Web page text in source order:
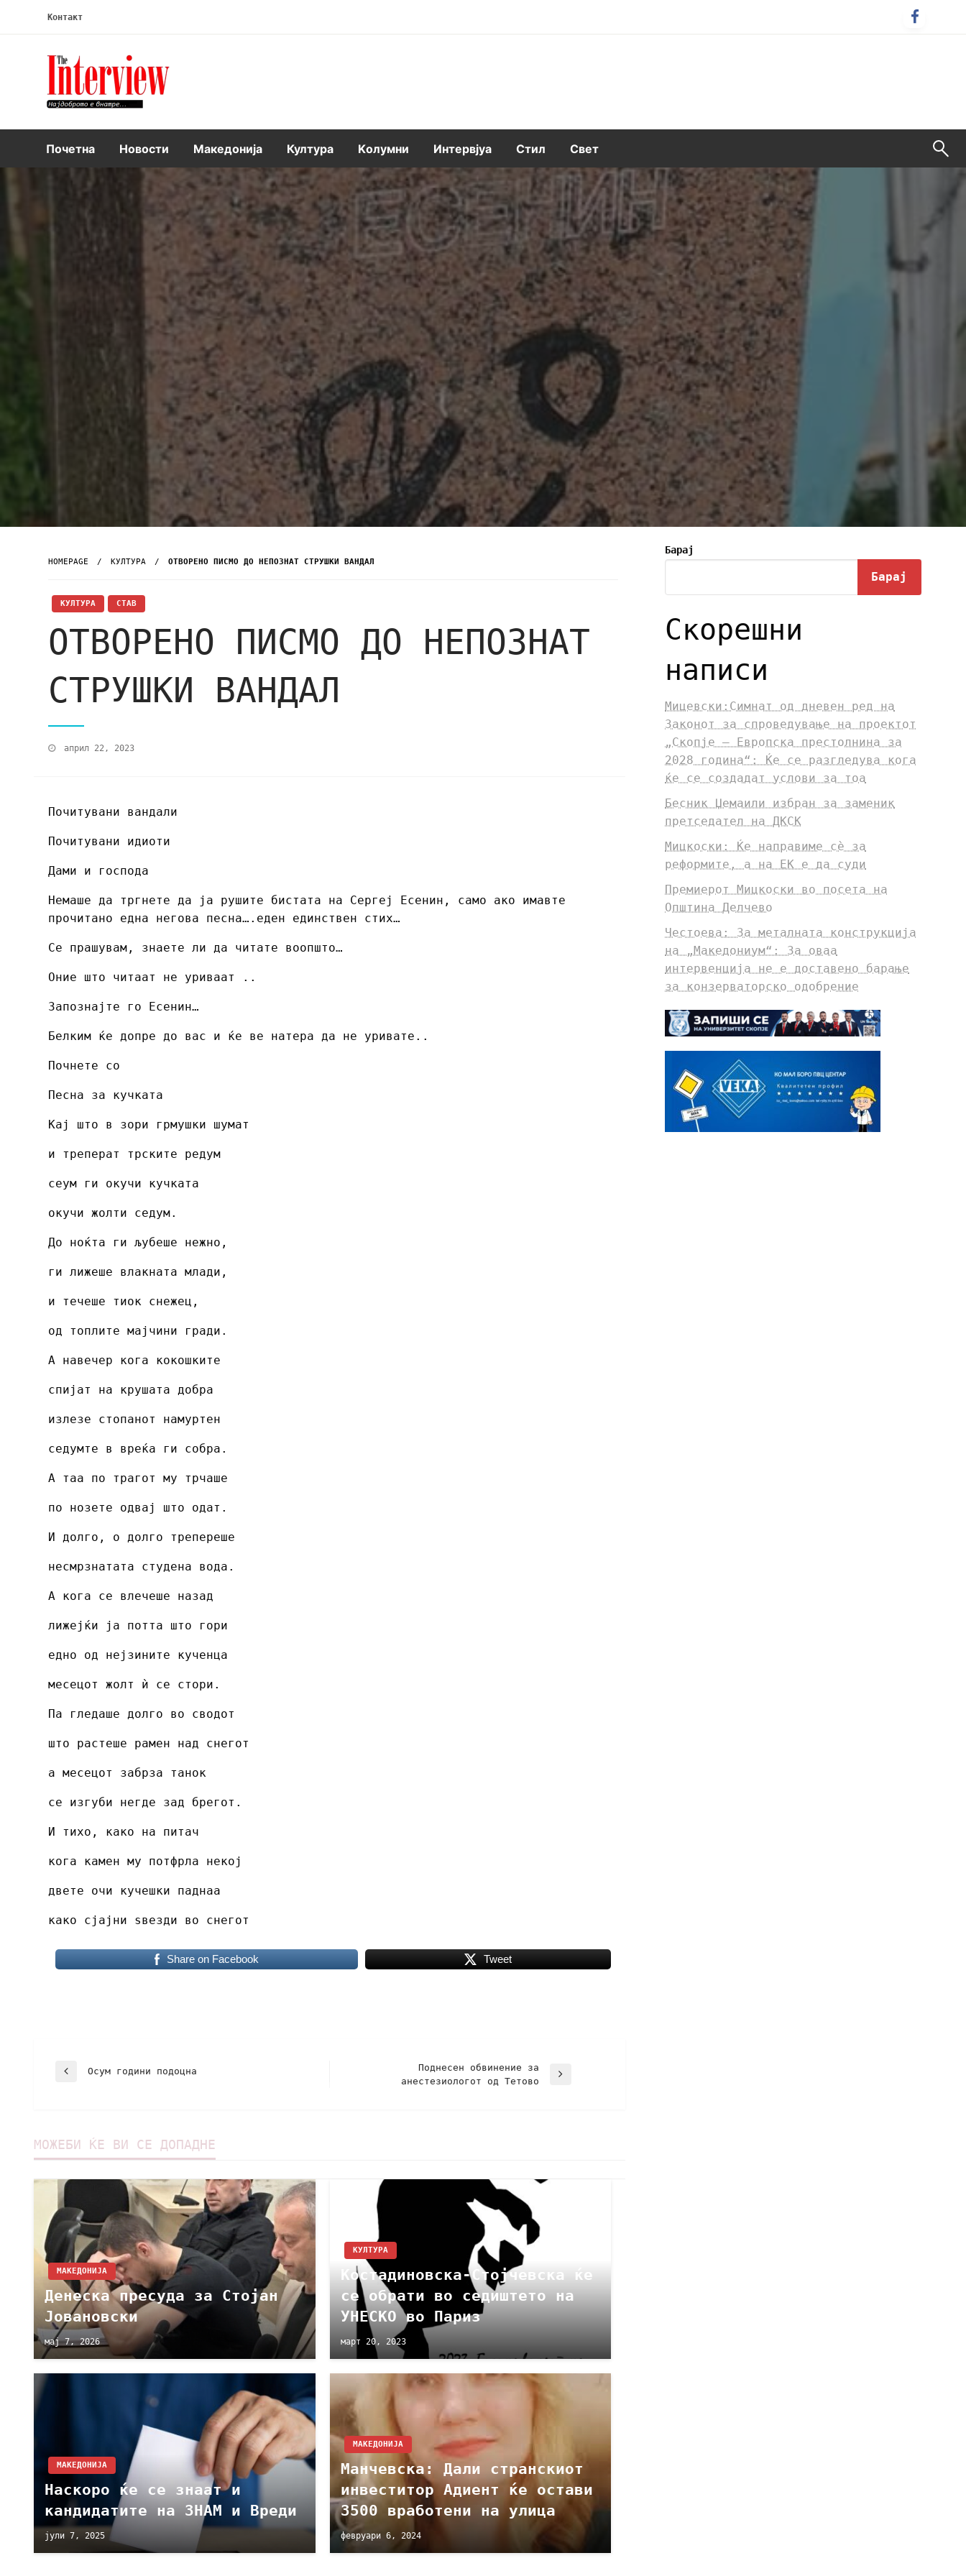
Контакт
Интервју
Почетна Новости Македонија Култура Kолумни Интервјуа Стил Свет
HOMEPAGE КУЛТУРА ОТВОРЕНО ПИСМО ДО НЕПОЗНАТ СТРУШКИ ВАНДАЛ
КУЛТУРА СТАВ
ОТВОРЕНО ПИСМО ДО НЕПОЗНАТ
СТРУШКИ ВАНДАЛ
април 22, 2023
Почитувани вандали
Почитувани идиоти
Дами и господа
Немаше да тргнете да ја рушите бистата на Сергеј Есенин, само ако имавте
прочитано една негова песна….еден единствен стих…
Се прашувам, знаете ли да читате воопшто…
Оние што читаат не уриваат ..
Запознајте го Есенин…
Белким ќе допре до вас и ќе ве натера да не уривате..
Почнете со
Песна за кучката
Кај што в зори грмушки шумат
и треперат трските редум
сеум ги окучи кучката
окучи жолти седум.
До ноќта ги љубеше нежно,
ги лижеше влакната млади,
и течеше тиок снежец,
од топлите мајчини гради.
А навечер кога кокошките
спијат на крушата добра
излезе стопанот намуртен
седумте в вреќа ги собра.
А таа по трагот му трчаше
по нозете одвај што одат.
И долго, о долго трепереше
несмрзнатата студена вода.
А кога се влечеше назад
лижејќи ја потта што гори
едно од нејзините кученца
месецот жолт ѝ се стори.
Па гледаше долго во сводот
што растеше рамен над снегот
а месецот забрза танок
се изгуби негде зад брегот.
И тихо, како на питач
кога камен му потфрла некој
двете очи кучешки паднаа
како сјајни ѕвезди во снегот
Share on Facebook Tweet
Осум години подоцна
Поднесен обвинение за
анестезиологот од Тетово
МОЖЕБИ ЌЕ ВИ СЕ ДОПАДНЕ
МАКЕДОНИЈА
Денеска пресуда за Стојан
Јовановски
мај 7, 2026
КУЛТУРА
Костадиновска-Стојчевска ќе
се обрати во седиштето на
УНЕСКО во Париз
март 20, 2023
МАКЕДОНИЈА
Наскоро ќе се знаат и
кандидатите на ЗНАМ и Вреди
јули 7, 2025
МАКЕДОНИЈА
Манчевска: Дали странскиот
инвеститор Адиент ќе остави
3500 вработени на улица
февруари 6, 2024
Барај
Барај
Скорешни
написи
Мицевски:Симнат од дневен ред на
Законот за спроведување на проектот
„Скопје – Европска престолнина за
2028 година“: Ќе се разгледува кога
ќе се создадат услови за тоа
Бесник Џемаили избран за заменик
претседател на ДКСК
Мицкоски: Ќе направиме сè за
реформите, а на ЕК е да суди
Премиерот Мицкоски во посета на
Општина Делчево
Честоева: За металната конструкција
на „Македониум“: За оваа
интервенција не е доставено барање
за конзерваторско одобрение